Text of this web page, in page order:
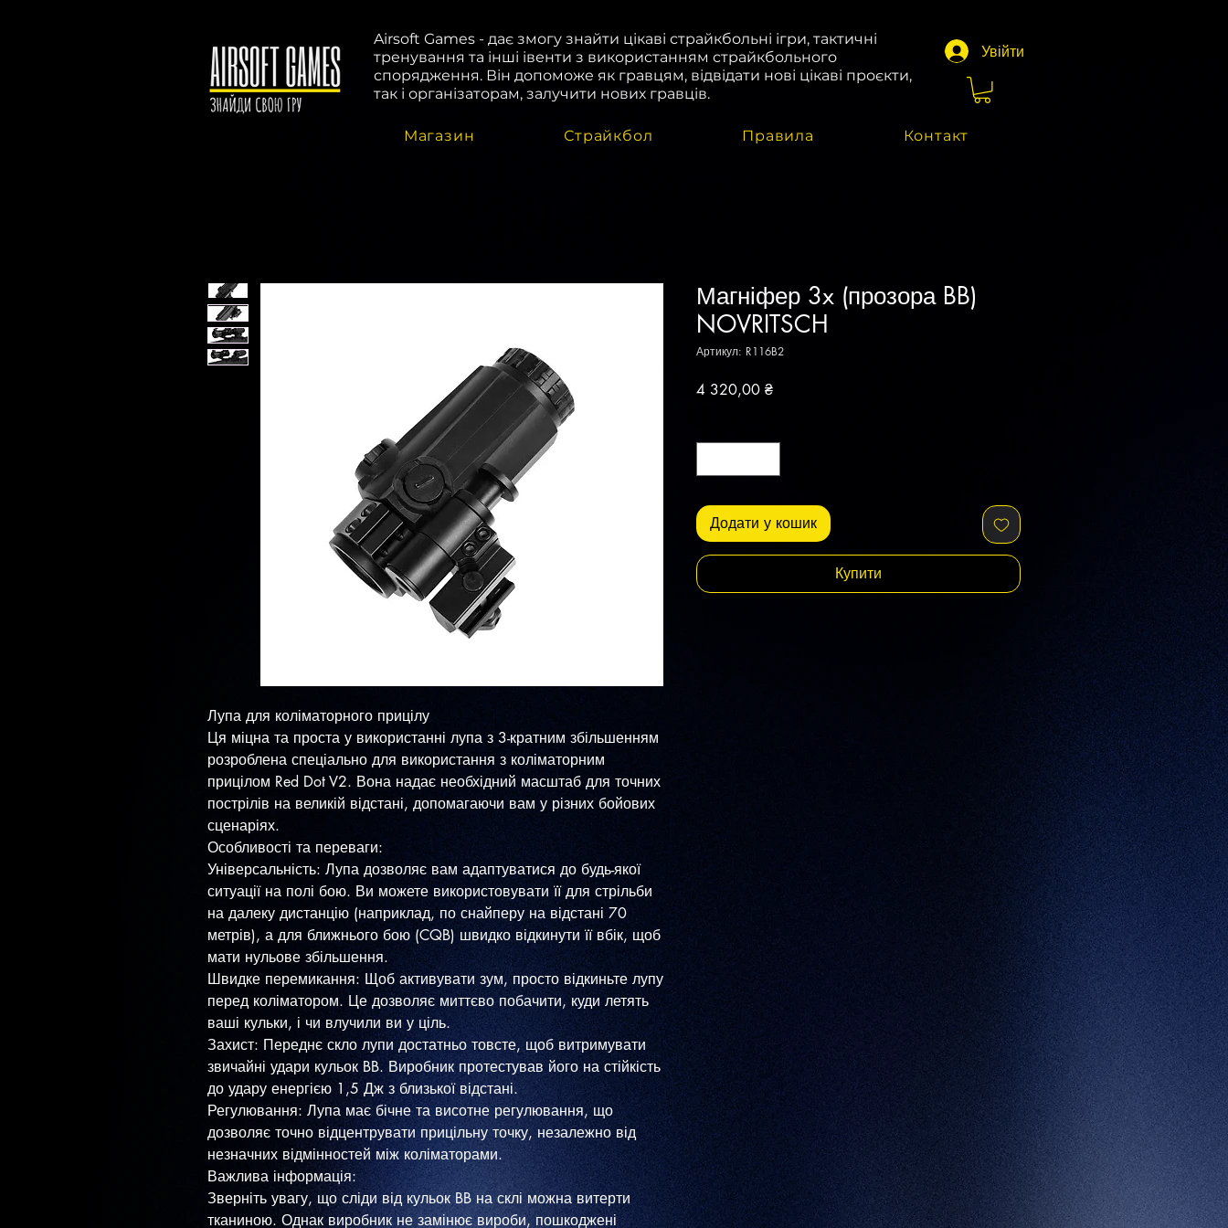
Airsoft Games - дає змогу знайти цікаві страйкбольні ігри, тактичні
тренування та інші івенти з використанням страйкбольного
спорядження. Він допоможе як гравцям, відвідати нові цікаві проєкти,
так і організаторам, залучити нових гравців.
Увійти
Магазин Страйкбол Правила Контакт
Лупа для коліматорного прицілу
​Ця міцна та проста у використанні лупа з 3-кратним збільшенням
розроблена спеціально для використання з коліматорним
прицілом Red Dot V2. Вона надає необхідний масштаб для точних
пострілів на великій відстані, допомагаючи вам у різних бойових
сценаріях.
​Особливості та переваги:
​Універсальність: Лупа дозволяє вам адаптуватися до будь-якої
ситуації на полі бою. Ви можете використовувати її для стрільби
на далеку дистанцію (наприклад, по снайперу на відстані 70
метрів), а для ближнього бою (CQB) швидко відкинути її вбік, щоб
мати нульове збільшення.
​Швидке перемикання: Щоб активувати зум, просто відкиньте лупу
перед коліматором. Це дозволяє миттєво побачити, куди летять
ваші кульки, і чи влучили ви у ціль.
​Захист: Переднє скло лупи достатньо товсте, щоб витримувати
звичайні удари кульок BB. Виробник протестував його на стійкість
до удару енергією 1,5 Дж з близької відстані.
​Регулювання: Лупа має бічне та висотне регулювання, що
дозволяє точно відцентрувати прицільну точку, незалежно від
незначних відмінностей між коліматорами.
​Важлива інформація:
​Зверніть увагу, що сліди від кульок BB на склі можна витерти
тканиною. Однак виробник не замінює вироби, пошкоджені
Магніфер 3x (прозора BB)
NOVRITSCH
Артикул: R116B2
4 320,00 ₴Ціна
Додати у кошик
Купити